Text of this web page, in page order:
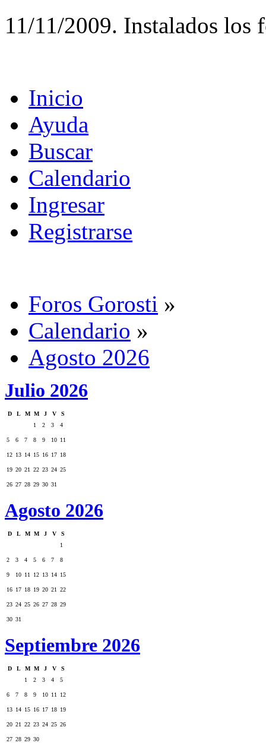
11/11/2009. Instalados los
Inicio
Ayuda
Buscar
Calendario
Ingresar
Registrarse
Foros Gorosti »
Calendario »
Agosto 2026
Julio 2026
D L M M J V
S
1
2 3 4
5 6 7 8 9 10 11
12 13 14 15 16 17 18
19 20 21 22 23 24 25
26 27 28 29 30 31
Agosto 2026
D L M M J V
S
1
2 3 4 5 6 7 8
9 10 11 12 13 14 15
16 17 18 19 20 21 22
23 24 25 26 27 28 29
30 31
Septiembre 2026
D L M M J V
S
1
2 3 4 5
6 7 8 9 10 11 12
13 14 15 16 17 18 19
20 21 22 23 24 25 26
27 28 29 30